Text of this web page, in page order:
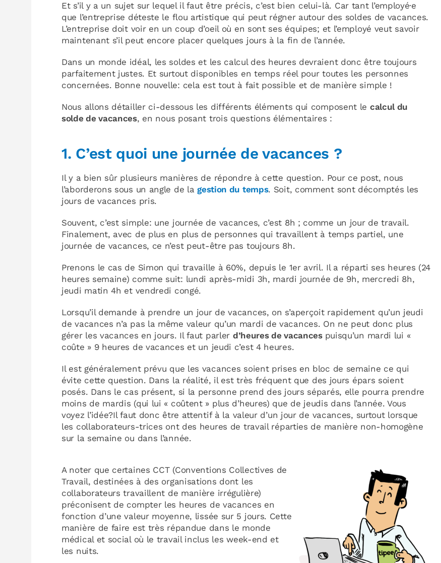
Et s’il y a un sujet sur lequel il faut être précis, c’est bien celui-là. Car tant l’employé·e
que l’entreprise déteste le flou artistique qui peut régner autour des soldes de vacances.
L’entreprise doit voir en un coup d’oeil où en sont ses équipes; et l’employé veut savoir
maintenant s’il peut encore placer quelques jours à la fin de l’année.
Dans un monde idéal, les soldes et les calcul des heures devraient donc être toujours
parfaitement justes. Et surtout disponibles en temps réel pour toutes les personnes
concernées. Bonne nouvelle: cela est tout à fait possible et de manière simple !
Nous allons détailler ci-dessous les différents éléments qui composent le calcul du
solde de vacances, en nous posant trois questions élémentaires :
1. C’est quoi une journée de vacances ?
Il y a bien sûr plusieurs manières de répondre à cette question. Pour ce post, nous
l’aborderons sous un angle de lagestion du temps. Soit, comment sont décomptés les
jours de vacances pris.
Souvent, c’est simple: une journée de vacances, c’est 8h ; comme un jour de travail.
Finalement, avec de plus en plus de personnes qui travaillent à temps partiel, une
journée de vacances, ce n’est peut-être pas toujours 8h.
Prenons le cas de Simon qui travaille à 60%, depuis le 1er avril. Il a réparti ses heures (24
heures semaine) comme suit: lundi après-midi 3h, mardi journée de 9h, mercredi 8h,
jeudi matin 4h et vendredi congé.
Lorsqu’il demande à prendre un jour de vacances, on s’aperçoit rapidement qu’un jeudi
de vacances n’a pas la même valeur qu’un mardi de vacances. On ne peut donc plus
gérer les vacances en jours. Il faut parler d’heures de vacances puisqu’un mardi lui «
coûte » 9 heures de vacances et un jeudi c’est 4 heures.
Il est généralement prévu que les vacances soient prises en bloc de semaine ce qui
évite cette question. Dans la réalité, il est très fréquent que des jours épars soient
posés. Dans le cas présent, si la personne prend des jours séparés, elle pourra prendre
moins de mardis (qui lui « coûtent » plus d’heures) que de jeudis dans l’année. Vous
voyez l’idée?Il faut donc être attentif à la valeur d’un jour de vacances, surtout lorsque
les collaborateurs-trices ont des heures de travail réparties de manière non-homogène
sur la semaine ou dans l’année.
A noter que certaines CCT (Conventions Collectives de
Travail, destinées à des organisations dont les
collaborateurs travaillent de manière irrégulière)
préconisent de compter les heures de vacances en
fonction d’une valeur moyenne, lissée sur 5 jours. Cette
manière de faire est très répandue dans le monde
médical et social où le travail inclus les week-end et
les nuits.